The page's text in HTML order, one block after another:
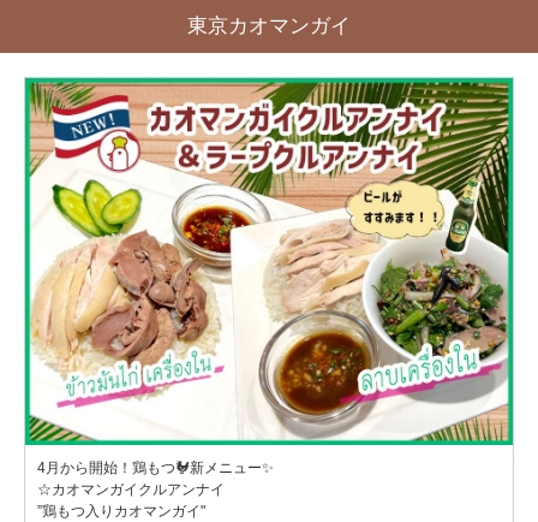
東京カオマンガイ
4月から開始！鶏もつ🐓新メニュー✨
☆カオマンガイクルアンナイ
”鶏もつ入りカオマンガイ"